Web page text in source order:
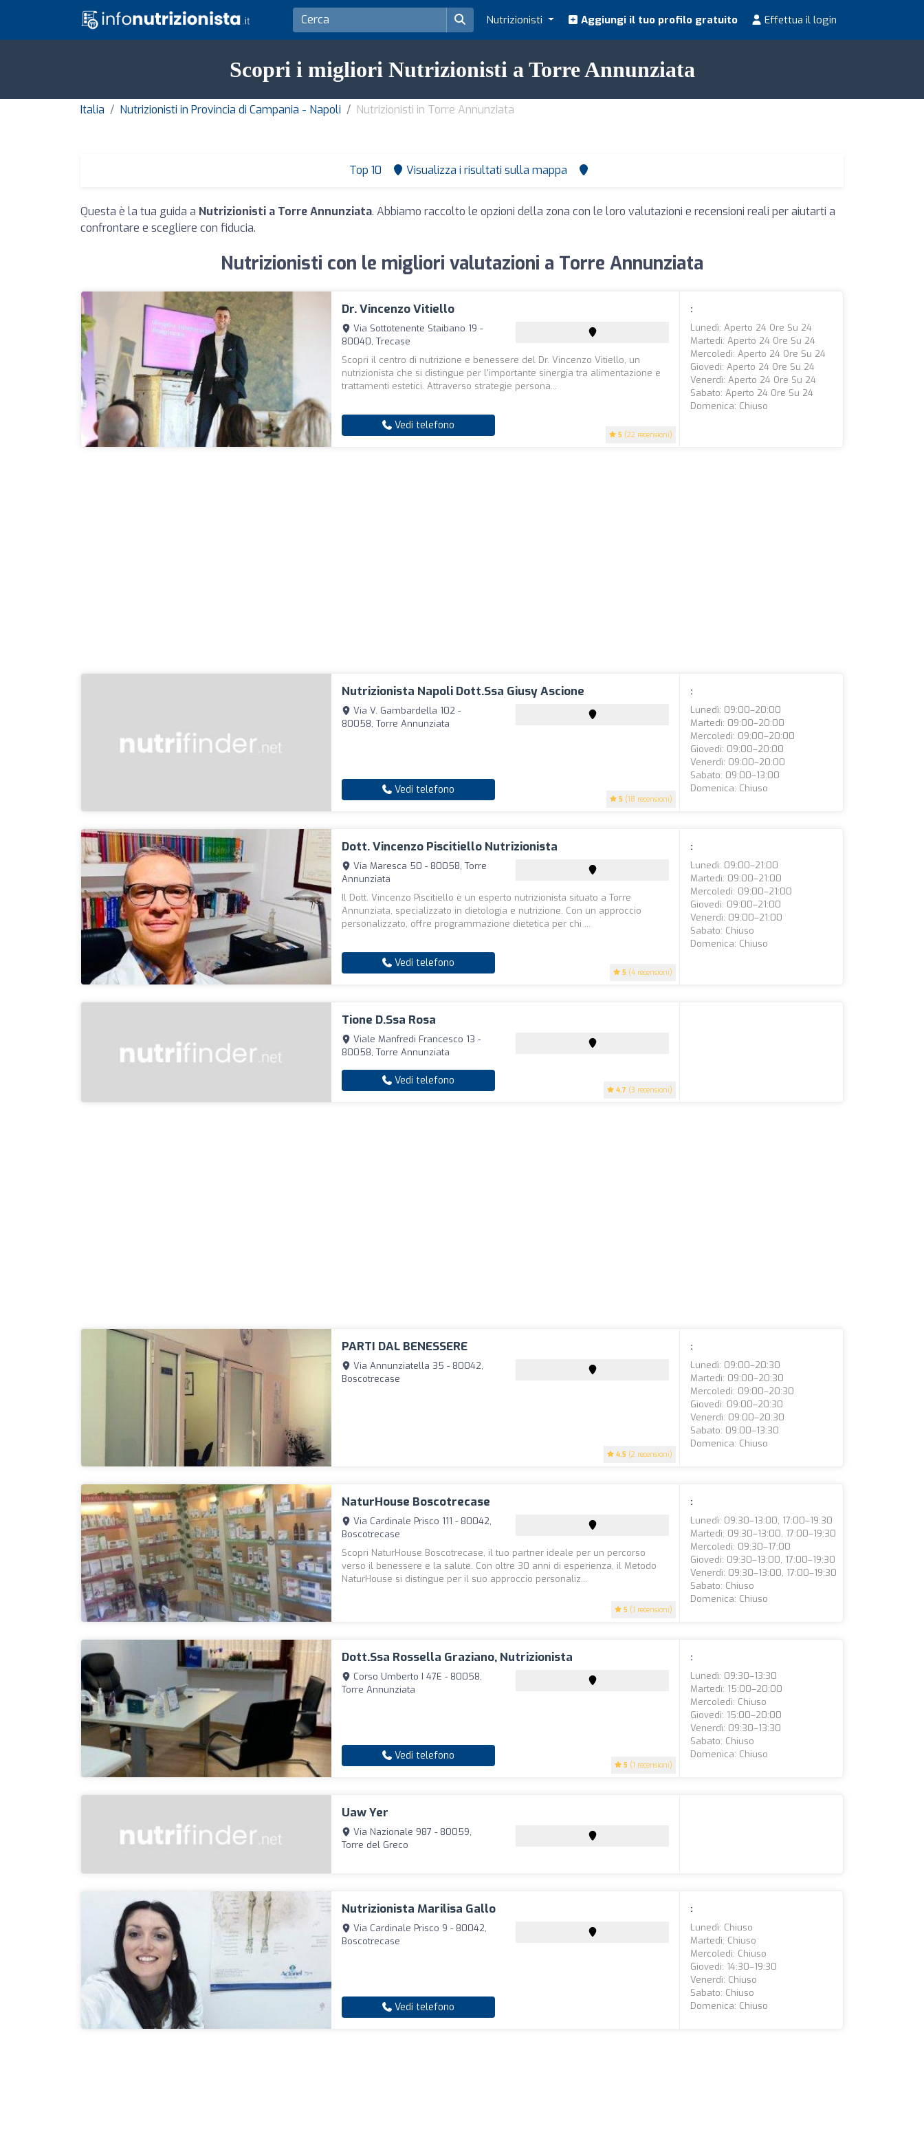
Nutrizionisti Aggiungi il tuo profilo gratuito Effettua il login
Scopri i migliori Nutrizionisti a Torre Annunziata
Italia Nutrizionisti in Provincia di Campania - Napoli Nutrizionisti in Torre Annunziata
Top 10 Visualizza i risultati sulla mappa
Questa è la tua guida a Nutrizionisti a Torre Annunziata. Abbiamo raccolto le opzioni della zona con le loro valutazioni e recensioni reali per aiutarti a
confrontare e scegliere con fiducia.
Nutrizionisti con le migliori valutazioni a Torre Annunziata
Dr. Vincenzo Vitiello
5 (22 recensioni)
Via Sottotenente Staibano 19 -
80040, Trecase
Scopri il centro di nutrizione e benessere del Dr. Vincenzo Vitiello, un
nutrizionista che si distingue per l'importante sinergia tra alimentazione e
trattamenti estetici. Attraverso strategie persona...
Vedi telefono
:
Lunedì: Aperto 24 Ore Su 24
Martedì: Aperto 24 Ore Su 24
Mercoledì: Aperto 24 Ore Su 24
Giovedì: Aperto 24 Ore Su 24
Venerdì: Aperto 24 Ore Su 24
Sabato: Aperto 24 Ore Su 24
Domenica: Chiuso
Nutrizionista Napoli Dott.ssa Giusy Ascione
5 (18 recensioni)
Via V. Gambardella 102 -
80058, Torre Annunziata
Vedi telefono
:
Lunedì: 09:00–20:00
Martedì: 09:00–20:00
Mercoledì: 09:00–20:00
Giovedì: 09:00–20:00
Venerdì: 09:00–20:00
Sabato: 09:00–13:00
Domenica: Chiuso
Dott. Vincenzo Piscitiello Nutrizionista
5 (4 recensioni)
Via Maresca 50 - 80058, Torre
Annunziata
Il Dott. Vincenzo Piscitiello è un esperto nutrizionista situato a Torre
Annunziata, specializzato in dietologia e nutrizione. Con un approccio
personalizzato, offre programmazione dietetica per chi ...
Vedi telefono
:
Lunedì: 09:00–21:00
Martedì: 09:00–21:00
Mercoledì: 09:00–21:00
Giovedì: 09:00–21:00
Venerdì: 09:00–21:00
Sabato: Chiuso
Domenica: Chiuso
Tione D.ssa Rosa
4.7 (3 recensioni)
Viale Manfredi Francesco 13 -
80058, Torre Annunziata
Vedi telefono
PARTI DAL BENESSERE
4.5 (2 recensioni)
Via Annunziatella 35 - 80042,
Boscotrecase
:
Lunedì: 09:00–20:30
Martedì: 09:00–20:30
Mercoledì: 09:00–20:30
Giovedì: 09:00–20:30
Venerdì: 09:00–20:30
Sabato: 09:00–13:30
Domenica: Chiuso
NaturHouse Boscotrecase
5 (1 recensioni)
Via Cardinale Prisco 111 - 80042,
Boscotrecase
Scopri NaturHouse Boscotrecase, il tuo partner ideale per un percorso
verso il benessere e la salute. Con oltre 30 anni di esperienza, il Metodo
NaturHouse si distingue per il suo approccio personaliz...
:
Lunedì: 09:30–13:00, 17:00–19:30
Martedì: 09:30–13:00, 17:00–19:30
Mercoledì: 09:30–17:00
Giovedì: 09:30–13:00, 17:00–19:30
Venerdì: 09:30–13:00, 17:00–19:30
Sabato: Chiuso
Domenica: Chiuso
Dott.ssa Rossella Graziano, Nutrizionista
5 (1 recensioni)
Corso Umberto I 47E - 80058,
Torre Annunziata
Vedi telefono
:
Lunedì: 09:30–13:30
Martedì: 15:00–20:00
Mercoledì: Chiuso
Giovedì: 15:00–20:00
Venerdì: 09:30–13:30
Sabato: Chiuso
Domenica: Chiuso
Uaw Yer
Via Nazionale 987 - 80059,
Torre del Greco
Nutrizionista Marilisa Gallo
Via Cardinale Prisco 9 - 80042,
Boscotrecase
Vedi telefono
:
Lunedì: Chiuso
Martedì: Chiuso
Mercoledì: Chiuso
Giovedì: 14:30–19:30
Venerdì: Chiuso
Sabato: Chiuso
Domenica: Chiuso